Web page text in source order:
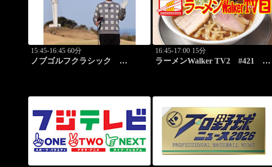
15:45-16:45 60分
ノブゴルフクラシック
16:45-17:00 15分
ラーメンWalker TV2 #421 ラ